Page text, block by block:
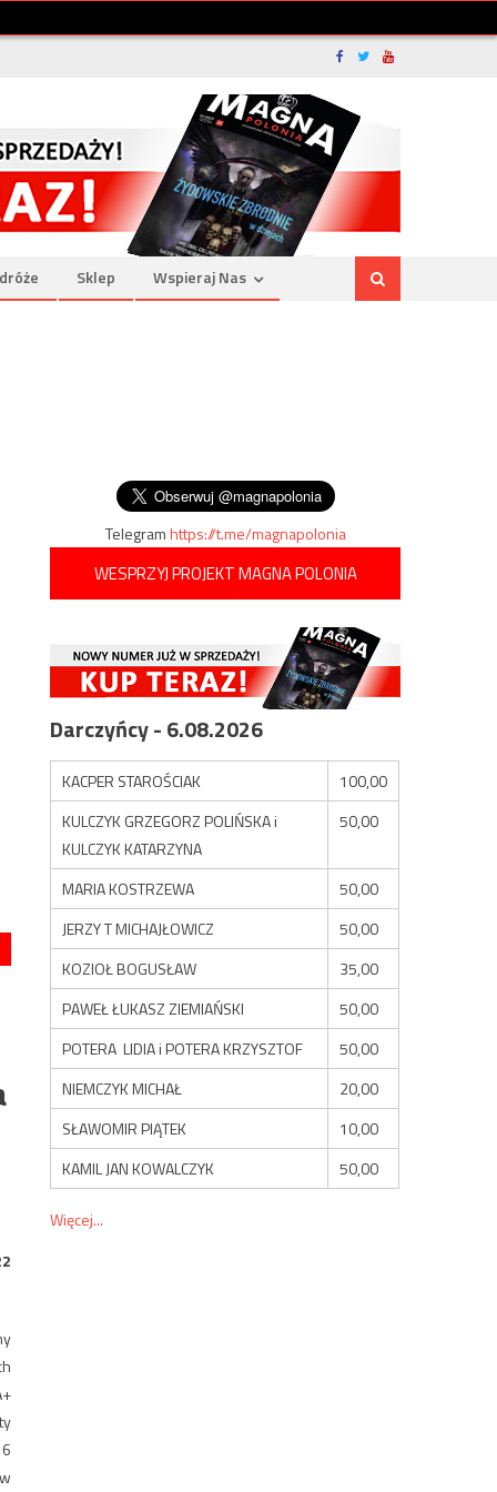
Sklep Wspieraj Nas
Telegramhttps://t.me/magnapolonia
WESPRZYJ PROJEKT MAGNA POLONIA
Darczyńcy - 6.08.2026
KACPER STAROŚCIAK
100,00
KULCZYK GRZEGORZ POLIŃSKA i
KULCZYK KATARZYNA
50,00
MARIA KOSTRZEWA
50,00
JERZY T MICHAJŁOWICZ
50,00
KOZIOŁ BOGUSŁAW
35,00
PAWEŁ ŁUKASZ ZIEMIAŃSKI
50,00
POTERA LIDIA i POTERA KRZYSZTOF
50,00
NIEMCZYK MICHAŁ
20,00
SŁAWOMIR PIĄTEK
10,00
KAMIL JAN KOWALCZYK
50,00
Więcej...